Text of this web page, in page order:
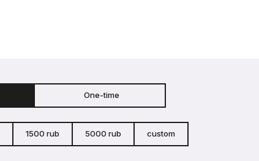
One-time
1500 rub 5000 rub custom